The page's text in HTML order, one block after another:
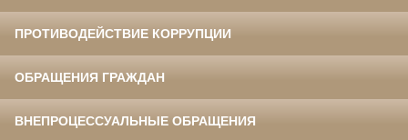
ПРОТИВОДЕЙСТВИЕ КОРРУПЦИИ
ОБРАЩЕНИЯ ГРАЖДАН
ВНЕПРОЦЕССУАЛЬНЫЕ ОБРАЩЕНИЯ